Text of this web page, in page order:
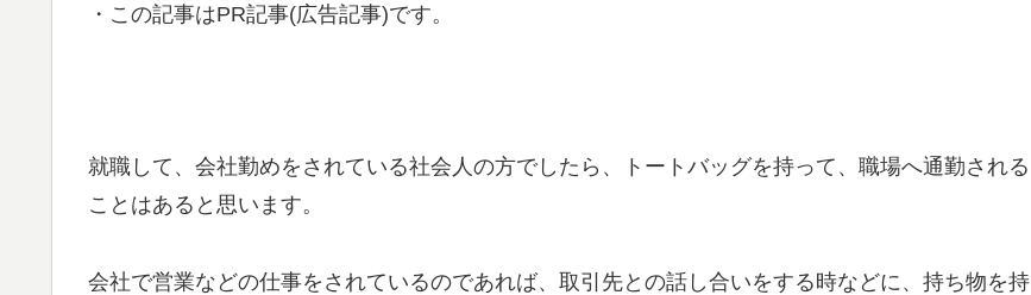
・この記事はPR記事(広告記事)です。
就職して、会社勤めをされている社会人の方でしたら、トートバッグを持って、職場へ通勤される
ことはあると思います。
会社で営業などの仕事をされているのであれば、取引先との話し合いをする時などに、持ち物を持